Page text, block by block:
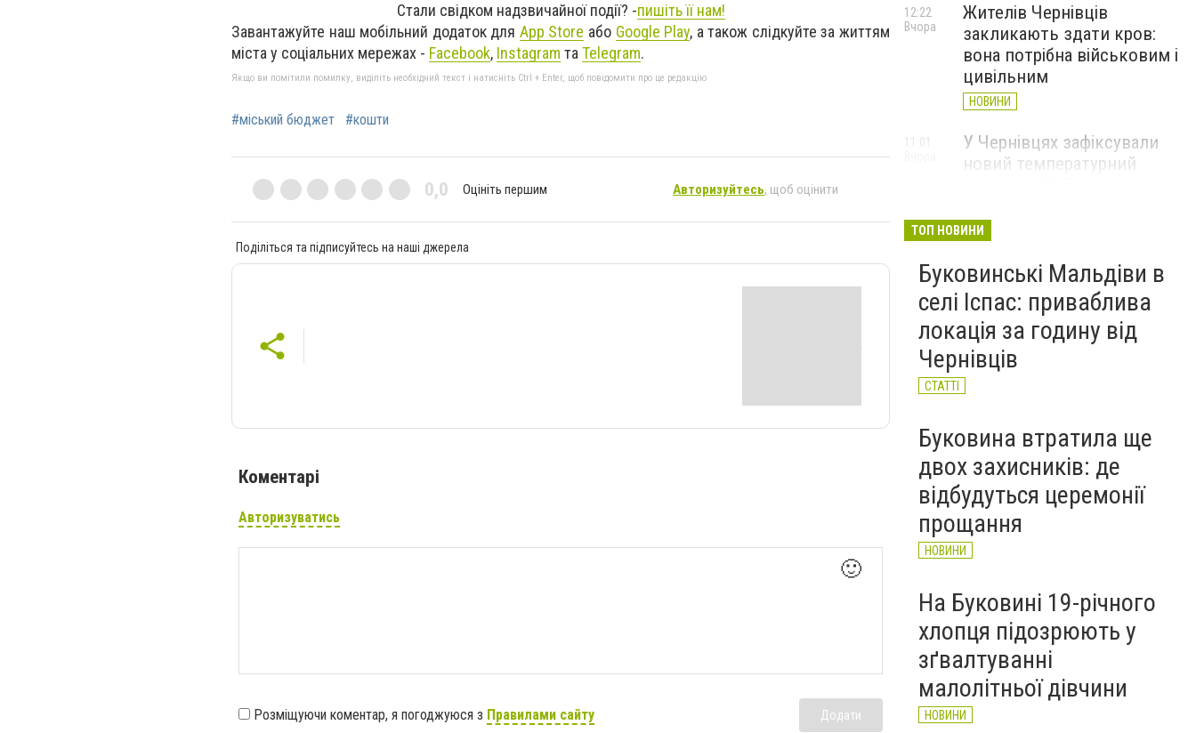
Стали свідком надзвичайної події? -пишіть її нам!
Завантажуйте наш мобільний додаток для App Store або Google Play, а також слідкуйте за життям
міста у соціальних мережах - Facebook, Instagram та Telegram.
Якщо ви помітили помилку, виділіть необхідний текст і натисніть Ctrl + Enter, щоб повідомити про це редакцію
#міський бюджет #кошти
0,0 Оцініть першим Авторизуйтесь, щоб оцінити
Поділіться та підписуйтесь на наші джерела
Коментарі
Авторизуватись
🙂
Розміщуючи коментар, я погоджуюся з Правилами сайту Додати
Жителів Чернівців
закликають здати кров:
вона потрібна військовим і
цивільним
НОВИНИ
12:22
Вчора
У Чернівцях зафіксували
новий температурний
11:01
області обмежили рух
великовагового транспорту
НОВИНИ
Вчора
ТОП НОВИНИ
Буковинські Мальдіви в
селі Іспас: приваблива
локація за годину від
Чернівців
СТАТТІ
Буковина втратила ще
двох захисників: де
відбудуться церемонії
прощання
НОВИНИ
На Буковині 19-річного
хлопця підозрюють у
зґвалтуванні
малолітньої дівчини
НОВИНИ